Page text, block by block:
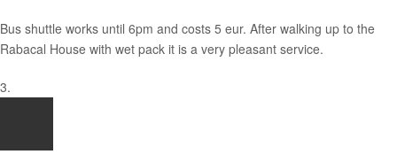
Bus shuttle works until 6pm and costs 5 eur. After walking up to the
Rabacal House with wet pack it is a very pleasant service.